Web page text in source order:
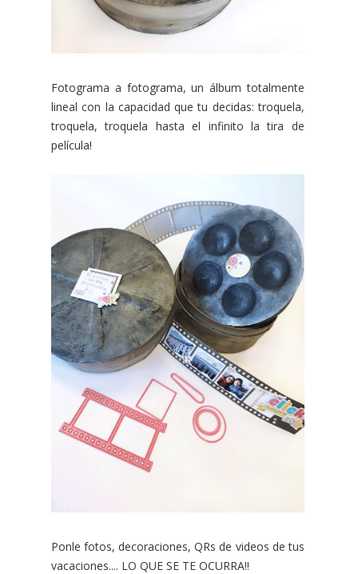
Fotograma a fotograma, un álbum totalmente
lineal con la capacidad que tu decidas: troquela,
troquela, troquela hasta el infinito la tira de
película!
Ponle fotos, decoraciones, QRs de videos de tus
vacaciones.... LO QUE SE TE OCURRA!!